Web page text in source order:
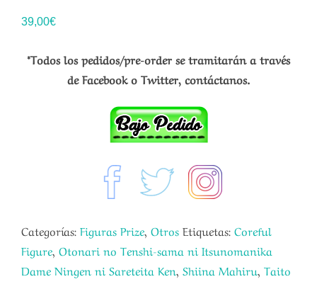
39,00€
*Todos los pedidos/pre-order se tramitarán a través
de Facebook o Twitter, contáctanos.
Categorías: Figuras Prize, Otros Etiquetas: Coreful
Figure, Otonari no Tenshi-sama ni Itsunomanika
Dame Ningen ni Sareteita Ken, Shiina Mahiru, Taito